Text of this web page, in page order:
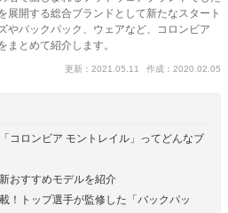
展開する総合ブランドとして新たなスタート
やバックパック、ウェアなど、コロンビア
まとめて紹介します。
更新：2021.05.11 作成：2020.02.05
コロンビア モントレイル」ってどんなブ
おすすめモデルを紹介
！トップ選手が監修した「バックパッ